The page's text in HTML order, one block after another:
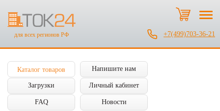
для всех регионов РФ +7(499)703-36-21
Каталог товаров Напишите нам
Загрузки Личный кабинет
FAQ Новости